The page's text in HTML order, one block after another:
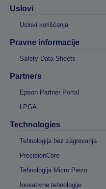
Uslovi
Uslovi korišćenja
Pravne informacije
Safety Data Sheets
Partners
Epson Partner Portal
LPGA
Technologies
Tehnologija bez zagrevanja
PrecisionCore
Tehnologija Micro Piezo
Inovativne tehnologije